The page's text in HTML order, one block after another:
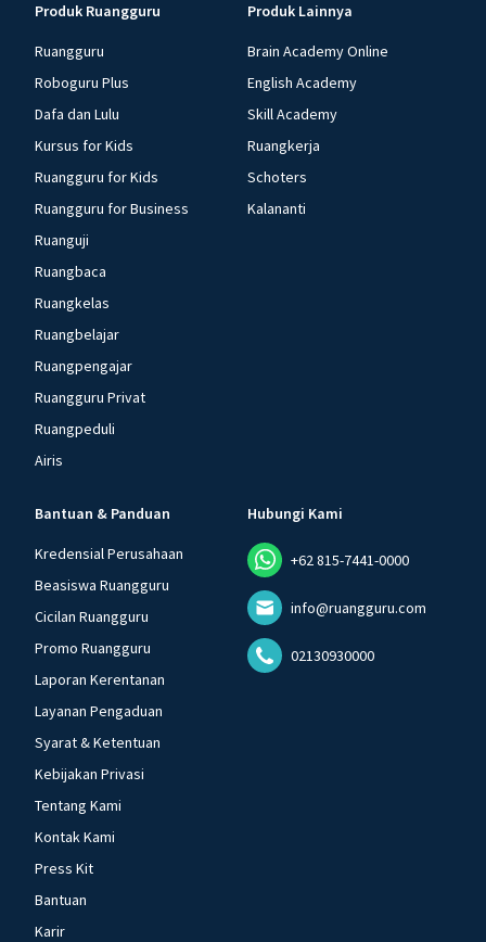
Produk Ruangguru
Ruangguru
Roboguru Plus
Dafa dan Lulu
Kursus for Kids
Ruangguru for Kids
Ruangguru for Business
Ruanguji
Ruangbaca
Ruangkelas
Ruangbelajar
Ruangpengajar
Ruangguru Privat
Ruangpeduli
Airis
Produk Lainnya
Brain Academy Online
English Academy
Skill Academy
Ruangkerja
Schoters
Kalananti
Bantuan & Panduan
Kredensial Perusahaan
Beasiswa Ruangguru
Cicilan Ruangguru
Promo Ruangguru
Laporan Kerentanan
Layanan Pengaduan
Syarat & Ketentuan
Kebijakan Privasi
Tentang Kami
Kontak Kami
Press Kit
Bantuan
Karir
Hubungi Kami
+62 815-7441-0000
info@ruangguru.com
02130930000